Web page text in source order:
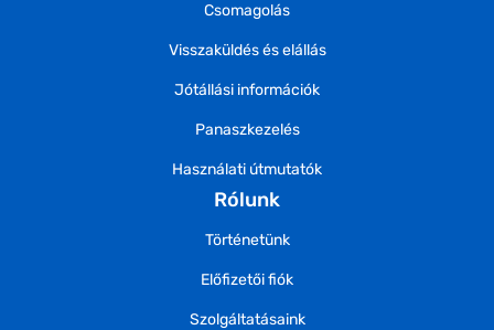
Csomagolás
Visszaküldés és elállás
Jótállási információk
Panaszkezelés
Használati útmutatók
Rólunk
Történetünk
Előfizetői fiók
Szolgáltatásaink